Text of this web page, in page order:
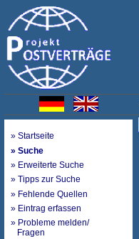
» Startseite
» Suche
» Erweiterte Suche
» Tipps zur Suche
» Fehlende Quellen
» Eintrag erfassen
» Probleme melden/
Fragen